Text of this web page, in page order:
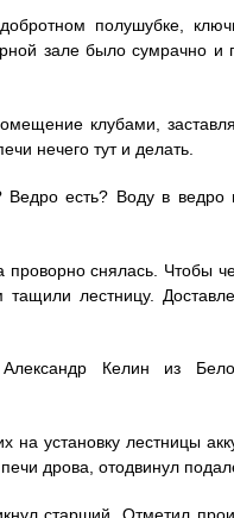
полушубке,
зале было сумрачно
клубами,
нечего тут и делать.
есть? Воду в ведро
снялась. Чтобы
лестницу.
Келин из
установку лестницы
дрова, отодвинул